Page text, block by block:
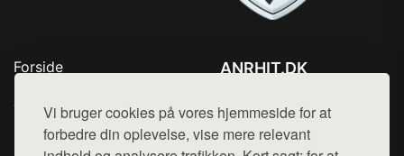
Vi bruger cookies på vores hjemmeside for at
forbedre din oplevelse, vise mere relevant
Forside
Top Rabatter
Blog
ANRHIT.DK
Mail: hej@want.dk